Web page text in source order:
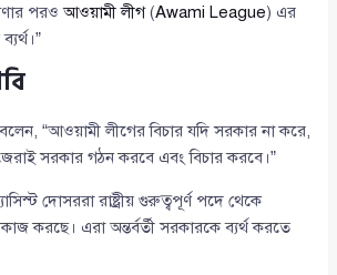
পরওআওয়ামী লীগ(Awami League) এর
বলেন, “আওয়ামী লীগের বিচার যদি সরকার না করে,
সরকার গঠন করবে এবং বিচার করবে।”
দোসররা রাষ্ট্রীয় গুরুত্বপূর্ণ পদে থেকে
কাজ করছে। এরা অন্তর্বর্তী সরকারকে ব্যর্থ করতে